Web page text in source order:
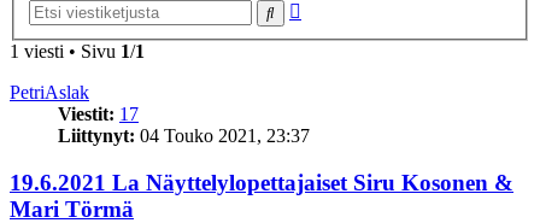
Etsi
1 viesti • Sivu 1/1
PetriAslak
Viestit: 17
Liittynyt: 04 Touko 2021, 23:37
19.6.2021 La Näyttelylopettajaiset Siru Kosonen &
Mari Törmä